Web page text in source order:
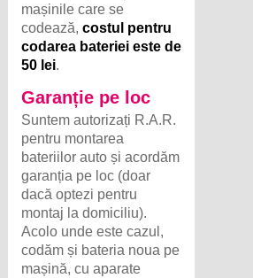
mașinile care se
codează,costul pentru
codarea bateriei este de
50 lei.
Garanție pe loc
Suntem autorizați R.A.R.
pentru montarea
bateriilor auto și acordăm
garanția pe loc (doar
dacă optezi pentru
montaj la domiciliu).
Acolo unde este cazul,
codăm și bateria noua pe
mașină, cu aparate